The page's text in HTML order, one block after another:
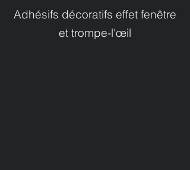
Adhésifs décoratifs effet fenêtre
et trompe-l'œil